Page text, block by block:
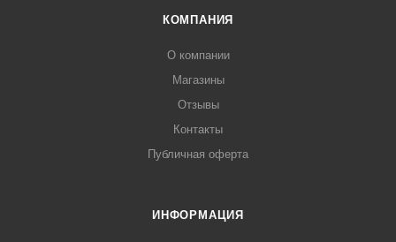
КОМПАНИЯ
О компании
Магазины
Отзывы
Контакты
Публичная оферта
ИНФОРМАЦИЯ